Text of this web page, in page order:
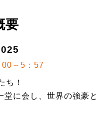
要
～5：57
ち！
に会し、世界の強豪と